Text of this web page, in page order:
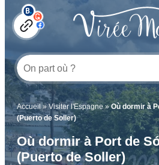
Accueil »Visiter l'Espagne»Où dormir à
(Puerto de Soller)
Où dormir à Port de
(Puerto de Soller)